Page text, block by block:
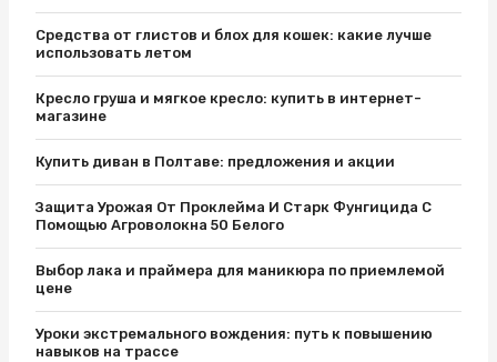
Средства от глистов и блох для кошек: какие лучше
использовать летом
Кресло груша и мягкое кресло: купить в интернет-
магазине
Купить диван в Полтаве: предложения и акции
Защита Урожая От Проклейма И Старк Фунгицида С
Помощью Агроволокна 50 Белого
Выбор лака и праймера для маникюра по приемлемой
цене
Уроки экстремального вождения: путь к повышению
навыков на трассе